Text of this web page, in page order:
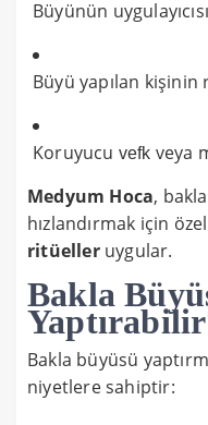
Büyünün
Büyü yapılan
Koruyucu vefk veya
Medyum Hoca,
hızlandırmak için özel
ritüelleruygular.
Bakla
Bakla büyüsü
niyetlere sahiptir: